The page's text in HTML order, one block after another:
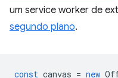
um service worker de
segundo plano.
const canvas = new